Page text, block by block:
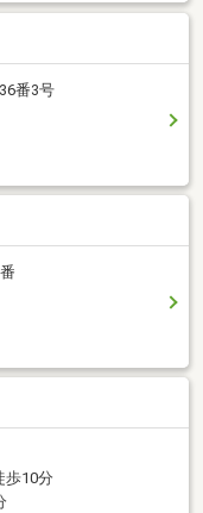
番3号
歩10分